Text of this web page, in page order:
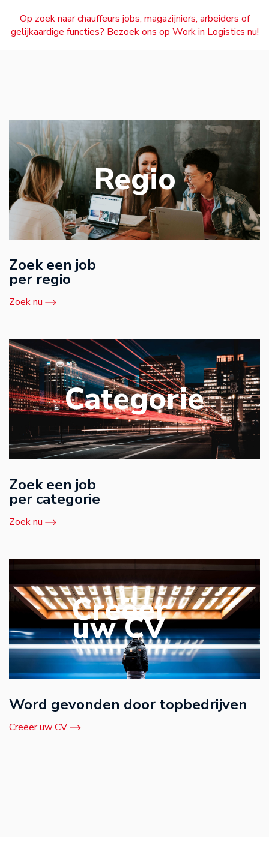
Op zoek naar chauffeurs jobs, magazijniers, arbeiders of
gelijkaardige functies? Bezoek ons op Work in Logistics nu!
Regio
Zoek een job
per regio
Zoek nu
Categorie
Zoek een job
per categorie
Zoek nu
Creëer
uw CV
Word gevonden door topbedrijven
Creëer uw CV